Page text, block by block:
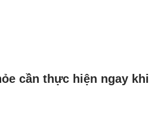
cần thực hiện ngay khi